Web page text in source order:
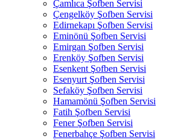
Çamlıca Şofben Servisi
Çengelköy Şofben Servisi
Edirnekapı Şofben Servisi
Eminönü Şofben Servisi
Emirgan Şofben Servisi
Erenköy Şofben Servisi
Esenkent Şofben Servisi
Esenyurt Şofben Servisi
Sefaköy Şofben Servisi
Hamamönü Şofben Servisi
Fatih Şofben Servisi
Fener Şofben Servisi
Fenerbahçe Şofben Servisi